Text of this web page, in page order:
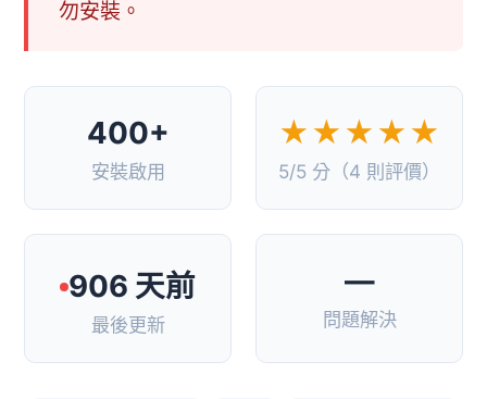
勿安裝。
400+
安裝啟用
★★★★★
5/5 分（4 則評價）
906 天前
最後更新
—
問題解決